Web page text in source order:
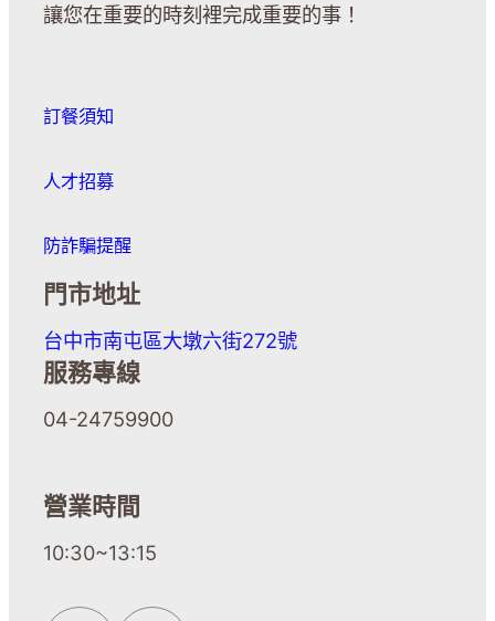
讓您在重要的時刻裡完成重要的事！
訂餐須知
人才招募
防詐騙提醒
門市地址
台中市南屯區大墩六街272號
服務專線
04-24759900
營業時間
10:30~13:15